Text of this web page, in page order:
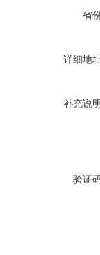
省
详细地
补充说
验证